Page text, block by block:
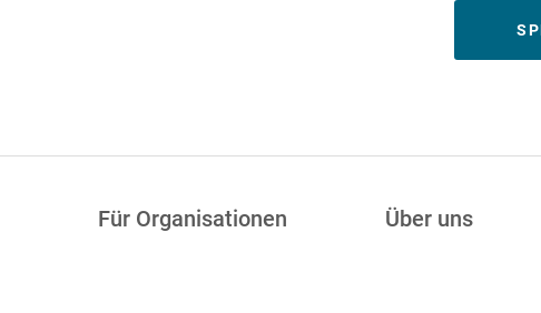
Für Organisationen Über uns